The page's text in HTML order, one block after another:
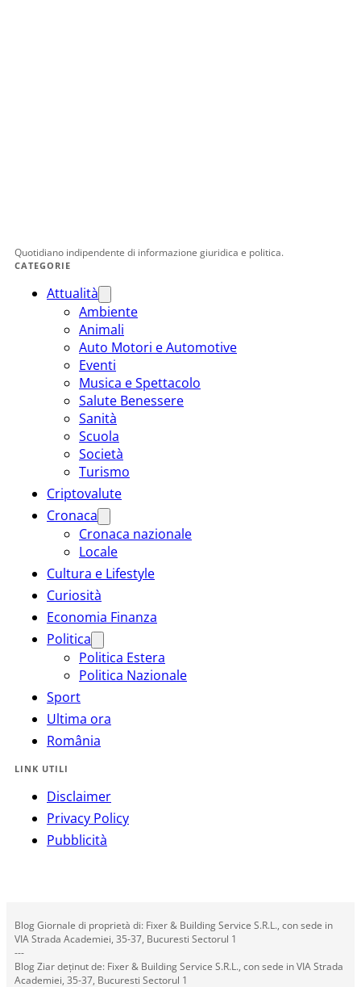
Quotidiano indipendente di informazione giuridica e politica.
CATEGORIE
Attualità
Ambiente
Animali
Auto Motori e Automotive
Eventi
Musica e Spettacolo
Salute Benessere
Sanità
Scuola
Società
Turismo
Criptovalute
Cronaca
Cronaca nazionale
Locale
Cultura e Lifestyle
Curiosità
Economia Finanza
Politica
Politica Estera
Politica Nazionale
Sport
Ultima ora
România
LINK UTILI
Disclaimer
Privacy Policy
Pubblicità
Blog Giornale di proprietà di: Fixer & Building Service S.R.L., con sede in
VIA Strada Academiei, 35-37, Bucuresti Sectorul 1
---
Blog Ziar deținut de: Fixer & Building Service S.R.L., con sede in VIA Strada
Academiei, 35-37, Bucuresti Sectorul 1